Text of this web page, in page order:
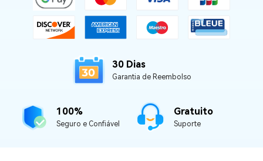
30 Dias
Garantia de Reembolso
100%
Seguro e Confiável
Gratuito
Suporte